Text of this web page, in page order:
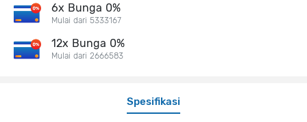
Spesifikasi
6x Bunga 0%
Mulai dari 5333167
12x Bunga 0%
Mulai dari 2666583